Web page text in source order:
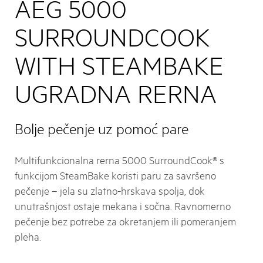
AEG 5000
SURROUNDCOOK
WITH STEAMBAKE
UGRADNA RERNA
Bolje pečenje uz pomoć pare
Multifunkcionalna rerna 5000 SurroundCook® s
funkcijom SteamBake koristi paru za savršeno
pečenje – jela su zlatno-hrskava spolja, dok
unutrašnjost ostaje mekana i sočna. Ravnomerno
pečenje bez potrebe za okretanjem ili pomeranjem
pleha.